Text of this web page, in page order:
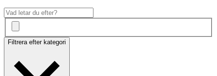
Filtrera efter kategori